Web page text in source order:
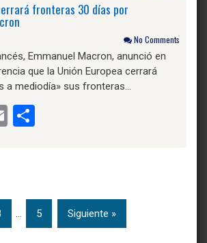
fronteras 30 días por
No Comments
Emmanuel Macron, anunció en
que la Unión Europea cerrará
a mediodía» sus fronteras…
Email
… 5 Siguiente »